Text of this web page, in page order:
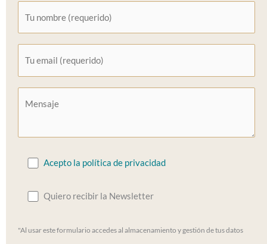
Acepto la política de privacidad
Quiero recibir la Newsletter
"Al usar este formulario accedes al almacenamiento y gestión de tus datos